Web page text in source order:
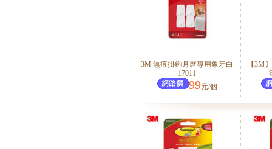
3M 無痕掛鉤月曆專用象牙白
17011
99元/個
【3M